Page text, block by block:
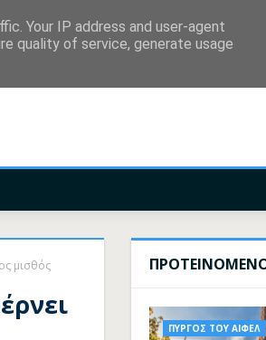
μισθός
ΠΥΡΓΟΣ ΤΟΥ ΑΙΦΕΛ
Your IP address and user-agent
quality of service, generate usage